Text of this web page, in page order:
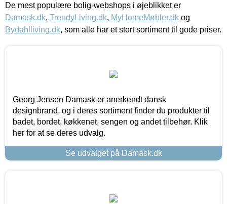
De mest populære bolig-webshops i øjeblikket er
Damask.dk, TrendyLiving.dk, MyHomeMøbler.dk og
Bydahlliving.dk, som alle har et stort sortiment til gode priser.
Georg Jensen Damask er anerkendt dansk
designbrand, og i deres sortiment finder du produkter til
badet, bordet, køkkenet, sengen og andet tilbehør. Klik
her for at se deres udvalg.
Se udvalget på Damask.dk